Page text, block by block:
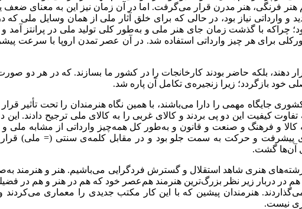
فرنگی، هنر مدرن قرار می‌گرفت. اما در آن زمان نیز این به معنای ضعف
و وارداتی نیاز بود، در حالی که برای خلق آثار ملی از همان وسایل
با گذشت زمان جای هنر ملی و به‌طور کلی تولید ملی در پرانتز آمد و
برای هر چیز وارداتی استفاده شد. در آن عصر تمدن اروپا با سرعت
قرار دهند، بلکه حاضر بودند کارخانجات را در کشور ما بسازند. که در هر
خود بازگردد؛ زیرا زنجیره‌ی تکامل آن پاره شد.
جایگاه مهمی را دارا می‌باشند، با همین نگاه هنرمندان را تحت تأثیر
کیفیت این دو پی بردند و کالای غربی را به کالای ملی ترجیح دادند.
کالا و فرهنگ و صنعت و قانون و به‌طور کل همه‌چیز وارداتی از مشابه
پیشرفت و حرکت به سمت جلو بود و در مقابل کلمه‌ی سنتی (= ملی)
آن‌ها گشت.
هنری شاهد استقلال و گسترش فردگرایی می‌باشیم. هنر و هنرمند
در دربار زیر نظر بزرگ‌ترین هنرمند هم‌عصر خود که هم در هنر و هم در
هنرمندان پیشین که با این کار مکتب جدیدی را معماری
نیست.